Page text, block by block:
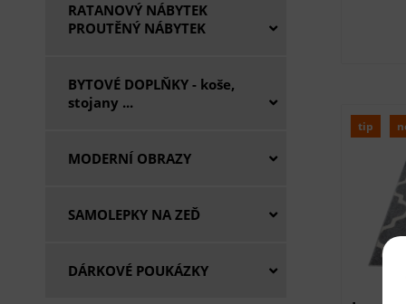
RATANOVÝ NÁBYTEK
PROUTĚNÝ NÁBYTEK
BYTOVÉ DOPLŇKY - koše,
stojany ...
MODERNÍ OBRAZY
SAMOLEPKY NA ZEĎ
DÁRKOVÉ POUKÁZKY
tip